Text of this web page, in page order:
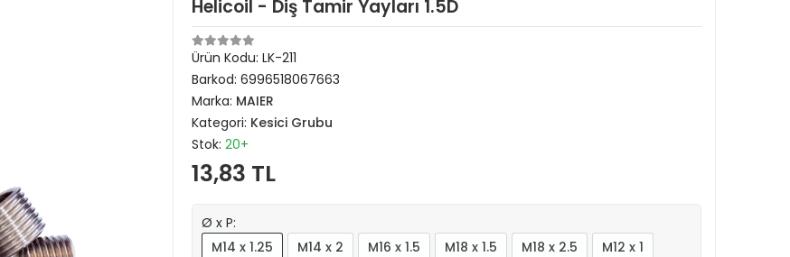
Helicoil - Diş Tamir Yayları 1.5D
Ürün Kodu: LK-211
Barkod: 6996518067663
Marka: MAIER
Kategori: Kesici Grubu
Stok: 20+
13,83 TL
Ø x P:
M14 x 1.25
M14 x 2 M16 x 1.5 M18 x 1.5 M18 x 2.5
M12 x 1